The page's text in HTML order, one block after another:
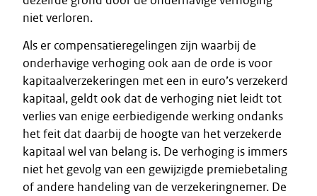
niet verloren.
Als er compensatieregelingen zijn waarbij de
onderhavige verhoging ook aan de orde is voor
kapitaalverzekeringen met een in euro’s verzekerd
kapitaal, geldt ook dat de verhoging niet leidt tot
verlies van enige eerbiedigende werking ondanks
het feit dat daarbij de hoogte van het verzekerde
kapitaal wel van belang is. De verhoging is immers
niet het gevolg van een gewijzigde premiebetaling
of andere handeling van de verzekeringnemer. De